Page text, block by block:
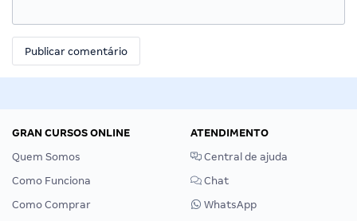
GRAN CURSOS ONLINE
Quem Somos
Como Funciona
Como Comprar
ATENDIMENTO
Central de ajuda
Chat
WhatsApp